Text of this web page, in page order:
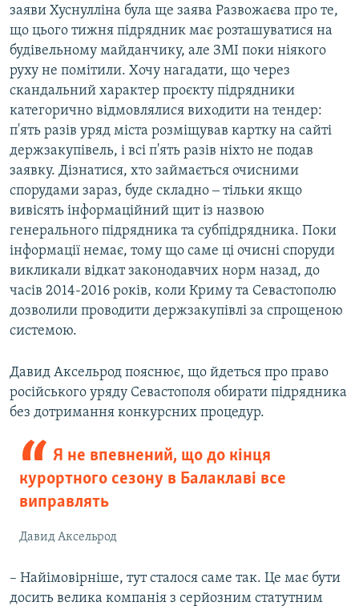
заяви Хуснулліна була ще заява Развожаєва про те,
що цього тижня підрядник має розташуватися на
будівельному майданчику, але ЗМІ поки ніякого
руху не помітили. Хочу нагадати, що через
скандальний характер проєкту підрядники
категорично відмовлялися виходити на тендер:
п'ять разів уряд міста розміщував картку на сайті
держзакупівель, і всі п'ять разів ніхто не подав
заявку. Дізнатися, хто займається очисними
спорудами зараз, буде складно ‒ тільки якщо
вивісять інформаційний щит із назвою
генерального підрядника та субпідрядника. Поки
інформації немає, тому що саме ці очисні споруди
викликали відкат законодавчих норм назад, до
часів 2014-2016 років, коли Криму та Севастополю
дозволили проводити держзакупівлі за спрощеною
системою.
Давид Аксельрод пояснює, що йдеться про право
російського уряду Севастополя обирати підрядника
без дотримання конкурсних процедур.
Я не впевнений, що до кінця
курортного сезону в Балаклаві все
виправлять
Давид Аксельрод
– Найімовірніше, тут сталося саме так. Це має бути
досить велика компанія з серйозним статутним